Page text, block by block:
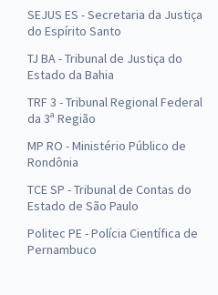
SEJUS ES - Secretaria da Justiça
do Espírito Santo
TJ BA - Tribunal de Justiça do
Estado da Bahia
TRF 3 - Tribunal Regional Federal
da 3ª Região
MP RO - Ministério Público de
Rondônia
TCE SP - Tribunal de Contas do
Estado de São Paulo
Politec PE - Polícia Científica de
Pernambuco